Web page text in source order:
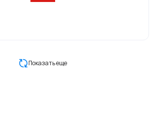
Показать еще